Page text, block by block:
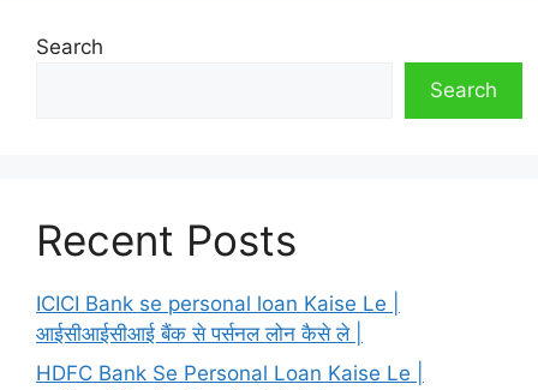
Search
Search
Recent Posts
ICICI Bank se personal loan Kaise Le |
आईसीआईसीआई बैंक से पर्सनल लोन कैसे ले |
HDFC Bank Se Personal Loan Kaise Le |